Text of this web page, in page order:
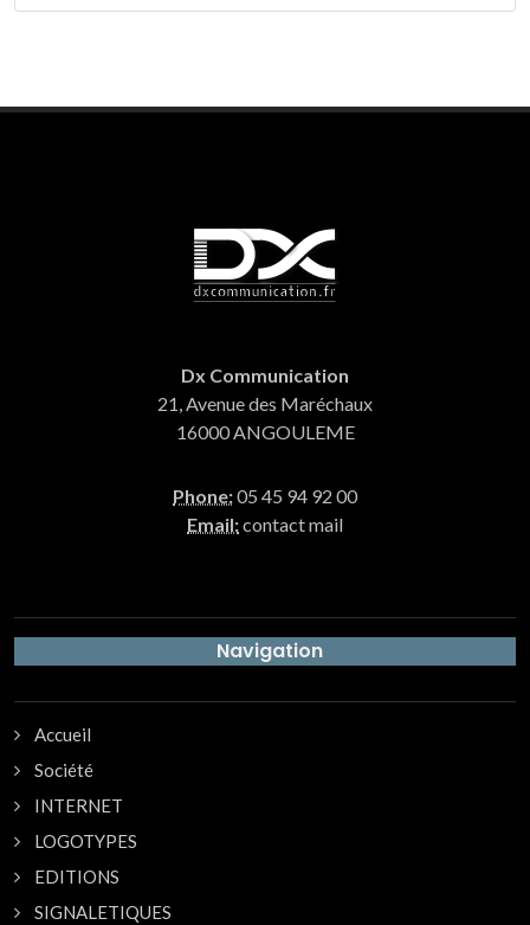
Dx Communication
21, Avenue des Maréchaux
16000 ANGOULEME
Phone:05 45 94 92 00
Email:contact mail
Navigation
Accueil
Société
INTERNET
LOGOTYPES
EDITIONS
SIGNALETIQUES